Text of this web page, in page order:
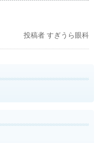
投稿者 すぎうら眼科